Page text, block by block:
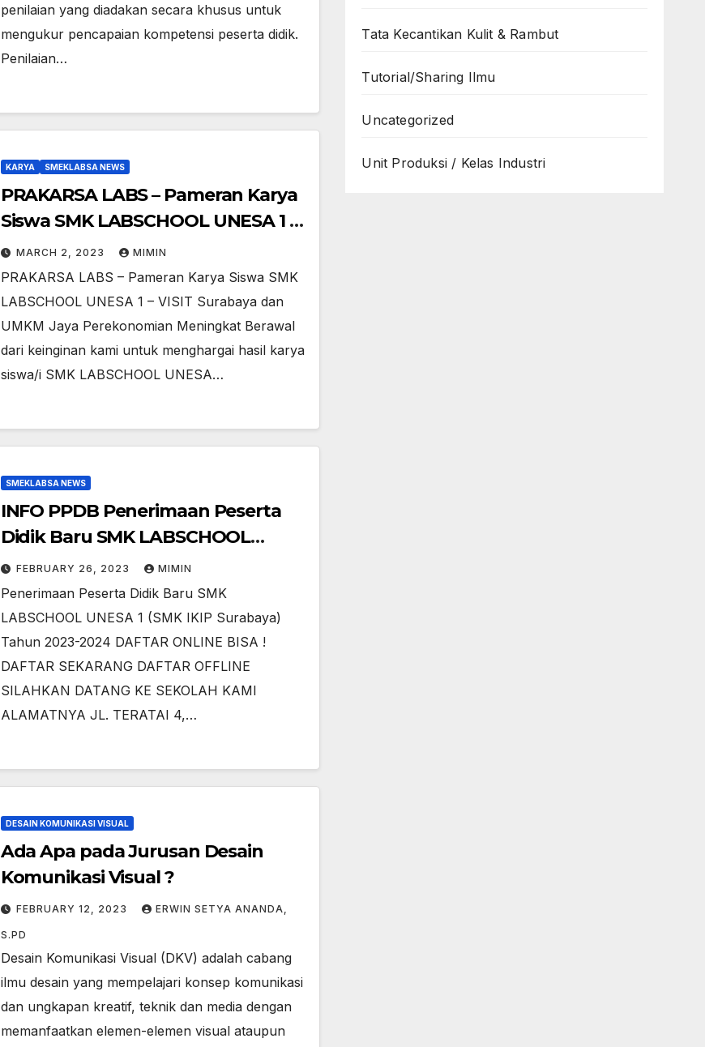
penilaian yang diadakan secara khusus untuk
mengukur pencapaian kompetensi peserta didik.
Penilaian…
KARYA SMEKLABSA NEWS
PRAKARSA LABS – Pameran Karya
Siswa SMK LABSCHOOL UNESA 1 –
VISIT Surabaya
MARCH 2, 2023 MIMIN
PRAKARSA LABS – Pameran Karya Siswa SMK
LABSCHOOL UNESA 1 – VISIT Surabaya dan
UMKM Jaya Perekonomian Meningkat Berawal
dari keinginan kami untuk menghargai hasil karya
siswa/i SMK LABSCHOOL UNESA…
SMEKLABSA NEWS
INFO PPDB Penerimaan Peserta
Didik Baru SMK LABSCHOOL
UNESA 1 (SMK IKIP Surabaya)
Tahun 2023-2024
FEBRUARY 26, 2023 MIMIN
Penerimaan Peserta Didik Baru SMK
LABSCHOOL UNESA 1 (SMK IKIP Surabaya)
Tahun 2023-2024 DAFTAR ONLINE BISA !
DAFTAR SEKARANG DAFTAR OFFLINE
SILAHKAN DATANG KE SEKOLAH KAMI
ALAMATNYA JL. TERATAI 4,…
DESAIN KOMUNIKASI VISUAL
Ada Apa pada Jurusan Desain
Komunikasi Visual ?
FEBRUARY 12, 2023 ERWIN SETYA ANANDA,
S.PD
Desain Komunikasi Visual (DKV) adalah cabang
ilmu desain yang mempelajari konsep komunikasi
dan ungkapan kreatif, teknik dan media dengan
memanfaatkan elemen-elemen visual ataupun
Tata Kecantikan Kulit & Rambut
Tutorial/Sharing Ilmu
Uncategorized
Unit Produksi / Kelas Industri